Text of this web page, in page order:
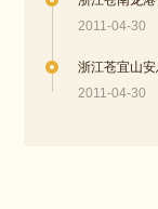
2011-04-30
浙江苍宜山
2011-04-30